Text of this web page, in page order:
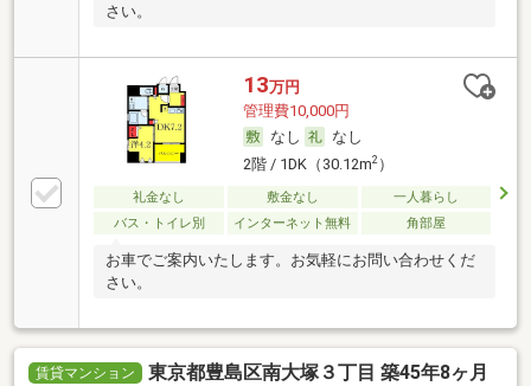
さい。
13万円
管理費10,000円
なし
なし
2階 / 1DK（30.12m2）
礼金なし 敷金なし
一人暮らし
バス・トイレ別
インターネット無料 角部屋
お車でご案内いたします。お気軽にお問い合わせくだ
さい。
賃貸マンション
東京都豊島区南大塚３丁目 築45年8ヶ月